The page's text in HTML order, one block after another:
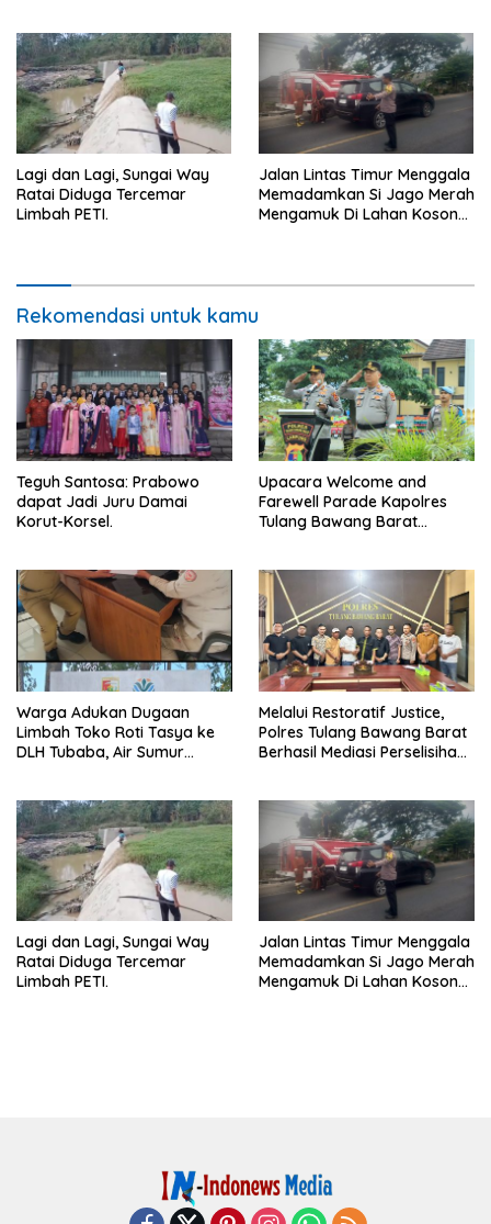
Lagi dan Lagi, Sungai Way
Ratai Diduga Tercemar
Limbah PETI.
Jalan Lintas Timur Menggala
Memadamkan Si Jago Merah
Mengamuk Di Lahan Kosong,
Rekomendasi untuk kamu
Teguh Santosa: Prabowo
dapat Jadi Juru Damai
Korut-Korsel.
Upacara Welcome and
Farewell Parade Kapolres
Tulang Bawang Barat
Warga Adukan Dugaan
Limbah Toko Roti Tasya ke
DLH Tubaba, Air Sumur
Melalui Restoratif Justice,
Polres Tulang Bawang Barat
Berhasil Mediasi Perselisihan
Lagi dan Lagi, Sungai Way
Ratai Diduga Tercemar
Limbah PETI.
Jalan Lintas Timur Menggala
Memadamkan Si Jago Merah
Mengamuk Di Lahan Kosong,